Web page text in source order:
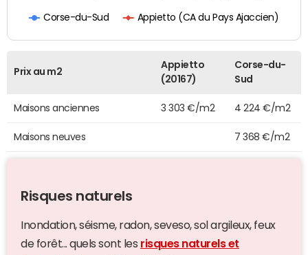
Corse-du-Sud Appietto (CA du Pays Ajaccien)
Prix au m2
Appietto
(20167)
Corse-du-
Sud
Maisons anciennes 3 303 €/m2 4 224 €/m2
Maisons neuves 7 368 €/m2
Risques naturels
Inondation, séisme, radon, seveso, sol argileux, feux
de forêt... quels sont les risques naturels et